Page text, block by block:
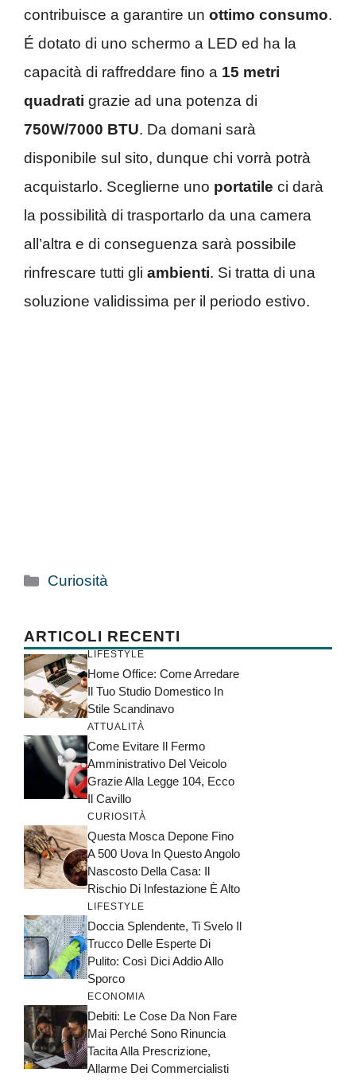
contribuisce a garantire un ottimo consumo.
É dotato di uno schermo a LED ed ha la
capacità di raffreddare fino a 15 metri
quadrati grazie ad una potenza di
750W/7000 BTU. Da domani sarà
disponibile sul sito, dunque chi vorrà potrà
acquistarlo. Sceglierne uno portatile ci darà
la possibilità di trasportarlo da una camera
all’altra e di conseguenza sarà possibile
rinfrescare tutti gli ambienti. Si tratta di una
soluzione validissima per il periodo estivo.
Categorie
Curiosità
ARTICOLI RECENTI
LIFESTYLE
Home Office: Come Arredare
Il Tuo Studio Domestico In
Stile Scandinavo
ATTUALITÀ
Come Evitare Il Fermo
Amministrativo Del Veicolo
Grazie Alla Legge 104, Ecco
Il Cavillo
CURIOSITÀ
Questa Mosca Depone Fino
A 500 Uova In Questo Angolo
Nascosto Della Casa: Il
Rischio Di Infestazione È Alto
LIFESTYLE
Doccia Splendente, Ti Svelo Il
Trucco Delle Esperte Di
Pulito: Così Dici Addio Allo
Sporco
ECONOMIA
Debiti: Le Cose Da Non Fare
Mai Perché Sono Rinuncia
Tacita Alla Prescrizione,
Allarme Dei Commercialisti